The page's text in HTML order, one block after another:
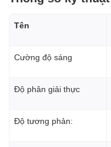
Tên
Cường độ sáng
Độ phân giải thực
Độ tương phản: